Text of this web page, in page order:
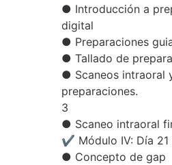
● Introducción a
digital
● Preparaciones
● Tallado de
● Scaneos intraoral
preparaciones.
3
● Scaneo intraoral
✔ Módulo IV: Día 21
● Concepto de gap